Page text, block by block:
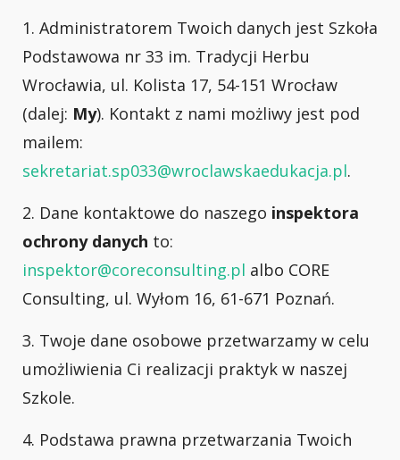
1. Administratorem Twoich danych jest Szkoła
Podstawowa nr 33 im. Tradycji Herbu
Wrocławia, ul. Kolista 17, 54-151 Wrocław
(dalej: My). Kontakt z nami możliwy jest pod
mailem:
sekretariat.sp033@wroclawskaedukacja.pl.
2. Dane kontaktowe do naszego inspektora
ochrony danych to:
inspektor@coreconsulting.pl albo CORE
Consulting, ul. Wyłom 16, 61-671 Poznań.
3. Twoje dane osobowe przetwarzamy w celu
umożliwienia Ci realizacji praktyk w naszej
Szkole.
4. Podstawa prawna przetwarzania Twoich